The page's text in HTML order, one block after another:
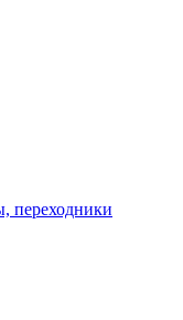
переходники